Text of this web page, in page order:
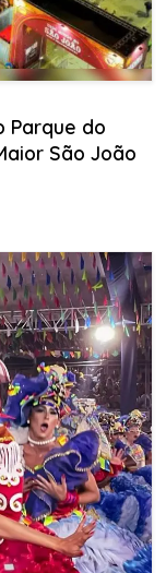
Parque do
São João